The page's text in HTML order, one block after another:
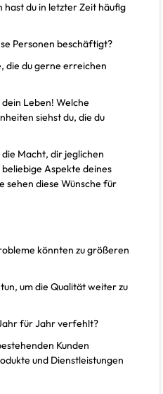
hast du in letzter Zeit häufig
Personen beschäftigt?
die du gerne erreichen
Leben! Welche
siehst du, die du
Macht, dir jeglichen
Aspekte deines
sehen diese Wünsche für
könnten zu größeren
um die Qualität weiter zu
für Jahr verfehlt?
Kunden
und Dienstleistungen